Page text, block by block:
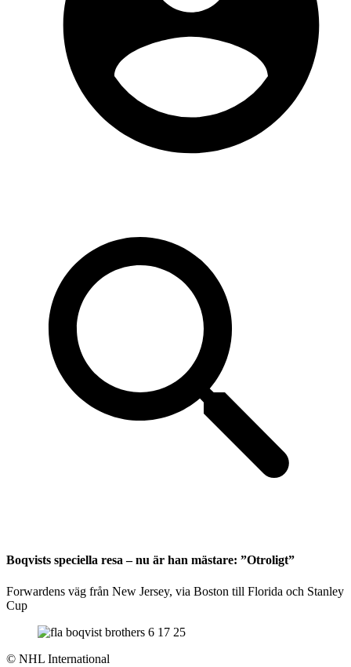
Boqvists speciella resa – nu är han mästare: ”Otroligt”
Forwardens väg från New Jersey, via Boston till Florida och Stanley
Cup
© NHL International